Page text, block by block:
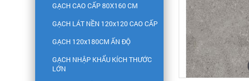
GẠCH CAO CẤP 80X160 CM
GẠCH LÁT NỀN 120x120 CAO CẤP
GẠCH 120x180CM ẤN ĐỘ
GẠCH NHẬP KHẨU KÍCH THƯỚC
LỚN